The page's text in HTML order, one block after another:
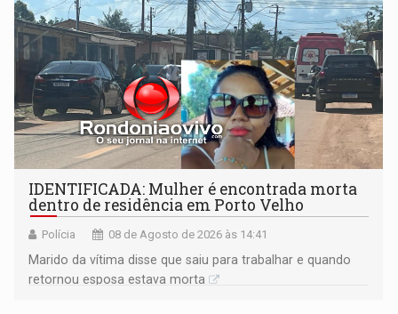
IDENTIFICADA: Mulher é encontrada morta
dentro de residência em Porto Velho
Polícia 08 de Agosto de 2026 às 14:41
Marido da vítima disse que saiu para trabalhar e quando
retornou esposa estava morta